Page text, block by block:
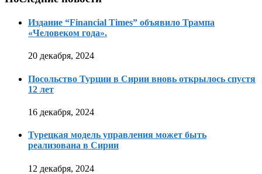
Издание “Financial Times” объявило Трампа
«Человеком года».
20 декабря, 2024
Посольство Турции в Сирии вновь открылось спустя
12 лет
16 декабря, 2024
Турецкая модель управления может быть
реализована в Сирии
12 декабря, 2024